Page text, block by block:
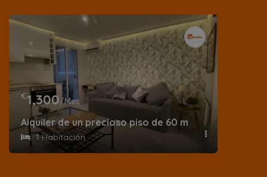
€1,300/Mes
Alquiler de un precioso piso de 60 m² en calle de
1 Habitación